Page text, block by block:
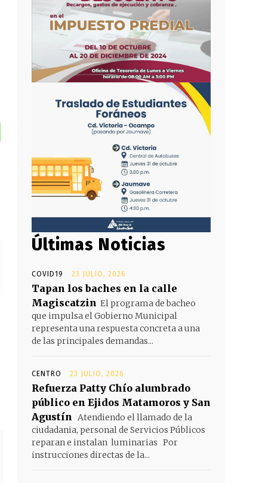
Últimas Noticias
COVID19 23 JULIO, 2026
Tapan los baches en la calle
Magiscatzin El programa de bacheo
que impulsa el Gobierno Municipal
representa una respuesta concreta a una
de las principales demandas...
CENTRO 23 JULIO, 2026
Refuerza Patty Chío alumbrado
público en Ejidos Matamoros y San
Agustín Atendiendo el llamado de la
ciudadania, personal de Servicios Públicos
reparan e instalan luminarias Por
instrucciones directas de la...